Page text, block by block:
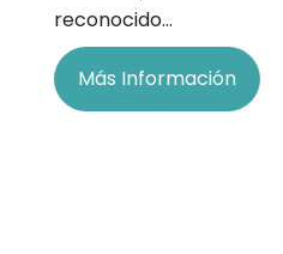
reconocido…
Más Información